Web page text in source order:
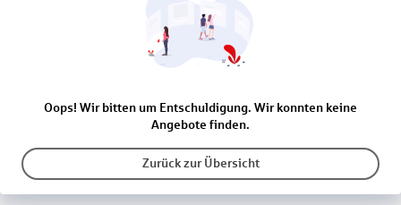
Oops! Wir bitten um Entschuldigung. Wir konnten keine
Angebote finden.
Zurück zur Übersicht